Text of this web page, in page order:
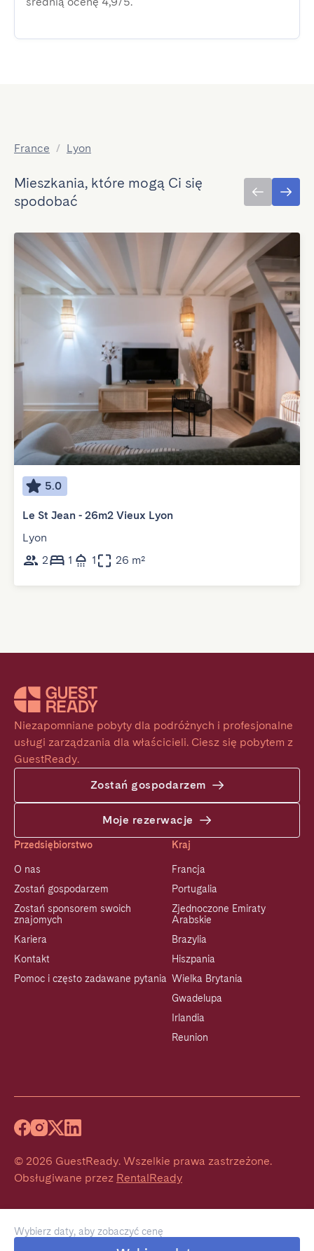
Wybierz daty, aby zobaczyć cenę
France / Lyon
Mieszkania, które mogą Ci się
spodobać
5.0
Le St Jean - 26m2 Vieux Lyon
Lyon
2
1 1 26 m²
Niezapomniane pobyty dla podróżnych i profesjonalne
usługi zarządzania dla właścicieli. Ciesz się pobytem z
GuestReady.
Zostań gospodarzem
Moje rezerwacje
Przedsiębiorstwo
O nas
Zostań gospodarzem
Zostań sponsorem swoich
znajomych
Kariera
Kontakt
Pomoc i często zadawane pytania
Kraj
Francja
Portugalia
Zjednoczone Emiraty
Arabskie
Brazylia
Hiszpania
Wielka Brytania
Gwadelupa
Irlandia
Reunion
© 2026 GuestReady. Wszelkie prawa zastrzeżone.
Obsługiwane przez RentalReady